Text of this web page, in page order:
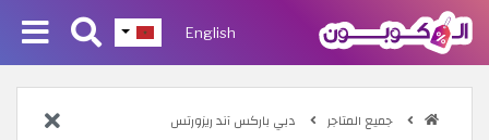
English
جميع المتاجر دبي باركس آند ريزورتس